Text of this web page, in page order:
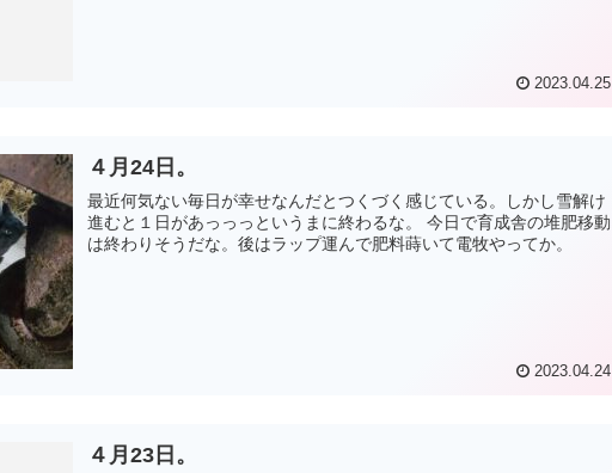
2023.04.25
４月24日。
最近何気ない毎日が幸せなんだとつくづく感じている。しかし雪解け
進むと１日があっっっというまに終わるな。 今日で育成舎の堆肥移動
は終わりそうだな。後はラップ運んで肥料蒔いて電牧やってか。
2023.04.24
４月23日。